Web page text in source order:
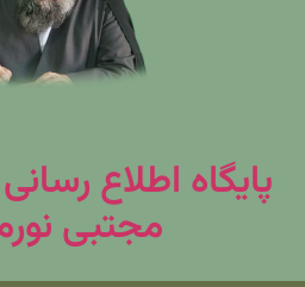
پایگاه اطلاع
مجتبی